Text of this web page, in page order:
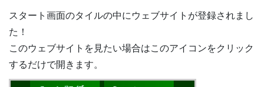
スタート画面のタイルの中にウェブサイトが登録されまし
た！
このウェブサイトを見たい場合はこのアイコンをクリック
するだけで開きます。